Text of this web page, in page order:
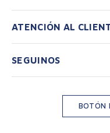
ATENCIÓN AL
SEGUINOS
BOTÓN